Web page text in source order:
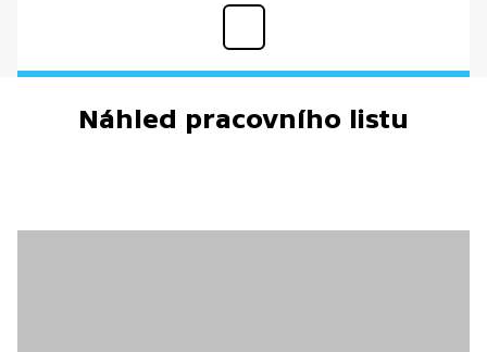
Náhled pracovního listu